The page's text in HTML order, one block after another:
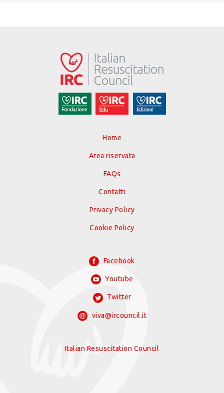
Home
Area riservata
FAQs
Contatti
Privacy Policy
Cookie Policy
Facebook
Youtube
Twitter
viva@ircouncil.it
Italian Resuscitation Council